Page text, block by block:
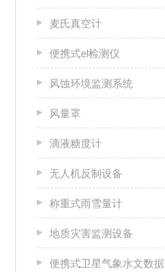
麦氏真空计
便携式el检测仪
风蚀环境监测系统
风量罩
滴液糖度计
无人机反制设备
称重式雨雪量计
地质灾害监测设备
便携式卫星气象水文数据广播接收设备